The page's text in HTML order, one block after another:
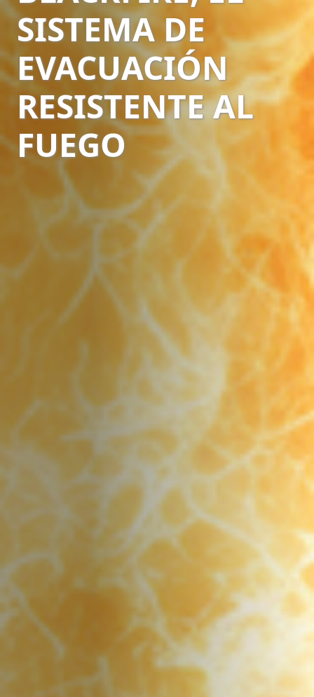
SISTEMA DE
EVACUACIÓN
RESISTENTE AL
FUEGO